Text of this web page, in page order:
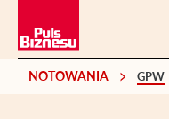
NOTOWANIA GPW